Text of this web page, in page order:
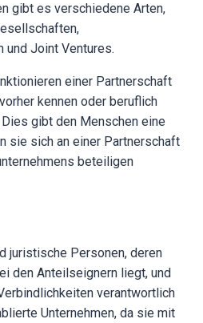
gibt es verschiedene Arten,
und Joint Ventures.
einer Partnerschaft
kennen oder beruflich
gibt den Menschen eine
sie sich an einer Partnerschaft
beteiligen
juristische Personen, deren
den Anteilseignern liegt, und
verantwortlich
Unternehmen, da sie mit